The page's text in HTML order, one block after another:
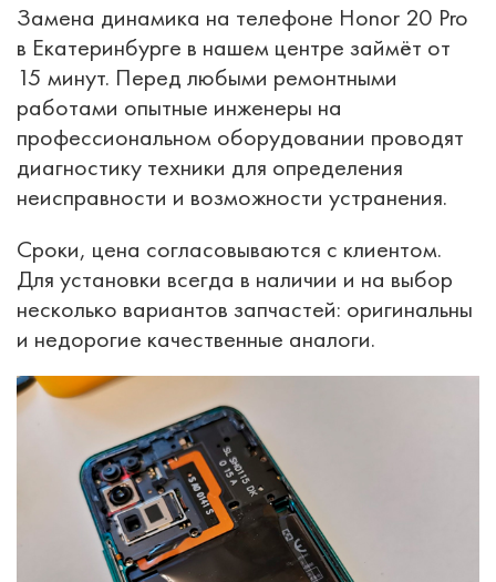
Замена динамика на телефоне Honor 20 Pro
в Екатеринбурге в нашем центре займёт от
15 минут. Перед любыми ремонтными
работами опытные инженеры на
профессиональном оборудовании проводят
диагностику техники для определения
неисправности и возможности устранения.
Сроки, цена согласовываются с клиентом.
Для установки всегда в наличии и на выбор
несколько вариантов запчастей: оригинальны
и недорогие качественные аналоги.